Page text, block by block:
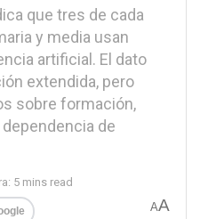
que tres de cada
y media usan
artificial. El dato
extendida, pero
sobre formación,
de
5 mins read
AA